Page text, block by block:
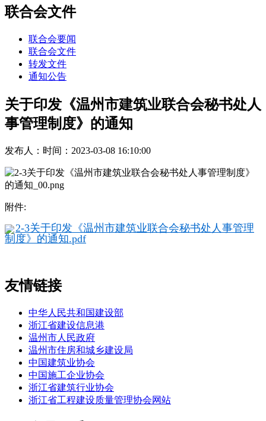
联合会文件
联合会要闻
联合会文件
转发文件
通知公告
关于印发《温州市建筑业联合会秘书处人
事管理制度》的通知
发布人： 时间：2023-03-08 16:10:00
附件:
2-3关于印发《温州市建筑业联合会秘书处人事管理
制度》的通知.pdf
友情链接
中华人民共和国建设部
浙江省建设信息港
温州市人民政府
温州市住房和城乡建设局
中国建筑业协会
中国施工企业协会
浙江省建筑行业协会
浙江省工程建设质量管理协会网站